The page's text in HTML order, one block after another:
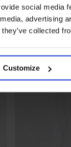
social media
advertising
collected
Customize